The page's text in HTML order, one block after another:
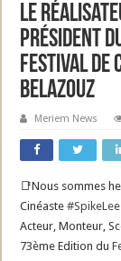
Le
Président
Festival de
Belazouz
Meriem News
📑Nous sommes
Cinéaste#SpikeLee
Acteur, Monteur,
73ème Edition du